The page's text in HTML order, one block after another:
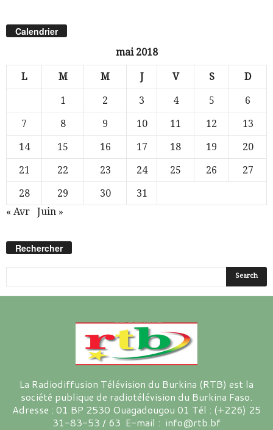
Calendrier
mai 2018
L M M J V S D
1 2 3 4 5
6
7
8 9 10 11 12
13
14
15 16 17 18 19
20
21
22 23 24 25 26
27
28
29 30
31
« Avr
Juin »
Rechercher
La Radiodiffusion Télévision du Burkina (RTB) est la
société publique de radiotélévision du Burkina Faso.
Adresse : 01 BP 2530 Ouagadougou 01 Tél : (+226) 25
31-83-53 / 63 E-mail : info@rtb.bf